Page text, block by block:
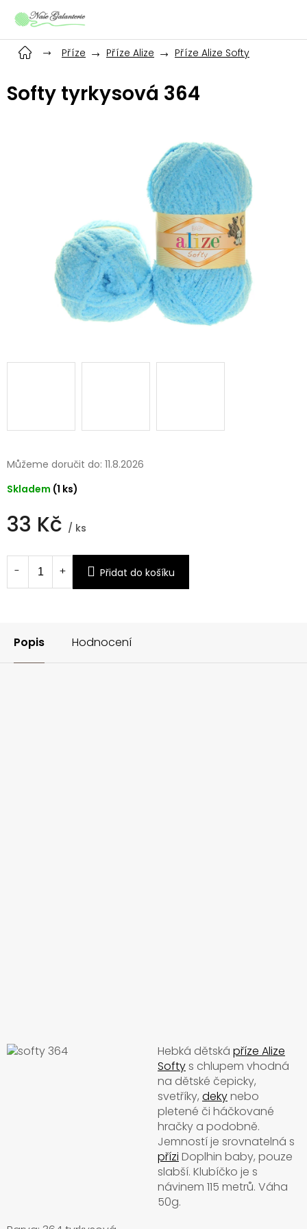
Příze
Příze Alize Příze Alize Softy
Softy tyrkysová 364
33 Kč / ks
cena:
Skladem (1 ks)
Můžeme doručit do: 11.8.2026
Přidat do košíku
Popis Hodnocení
Hebká dětská příze Alize
Softys chlupem vhodná
na dětské čepicky,
svetříky, dekynebo
pletené či háčkované
hračky a podobně.
Jemností je srovnatelná s
přízi Doplhin baby, pouze
slabší. Klubíčko je s
návinem 115 metrů. Váha
50g.